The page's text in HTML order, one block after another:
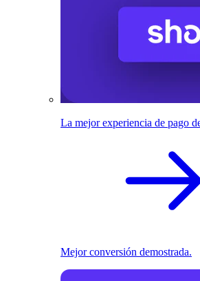
La mejor experiencia de pago
Mejor conversión demostrada.